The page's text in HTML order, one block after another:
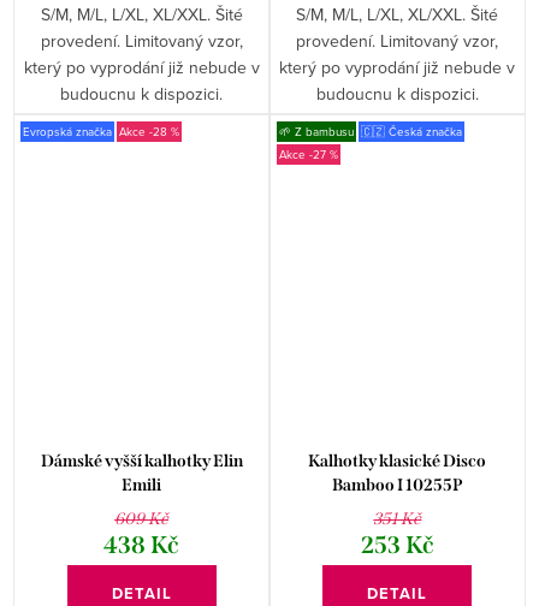
S/M, M/L, L/XL, XL/XXL. Šité
provedení. Limitovaný vzor,
který po vyprodání již nebude v
budoucnu k dispozici.
S/M, M/L, L/XL, XL/XXL. Šité
provedení. Limitovaný vzor,
který po vyprodání již nebude v
budoucnu k dispozici.
Evropská značka -28 %
Dámské vyšší kalhotky Elin
Emili
609 Kč
438 Kč
DETAIL
🌱 Z bambusu 🇨🇿 Česká značka
-27 %
Kalhotky klasické Disco
Bamboo I 10255P
351 Kč
253 Kč
DETAIL